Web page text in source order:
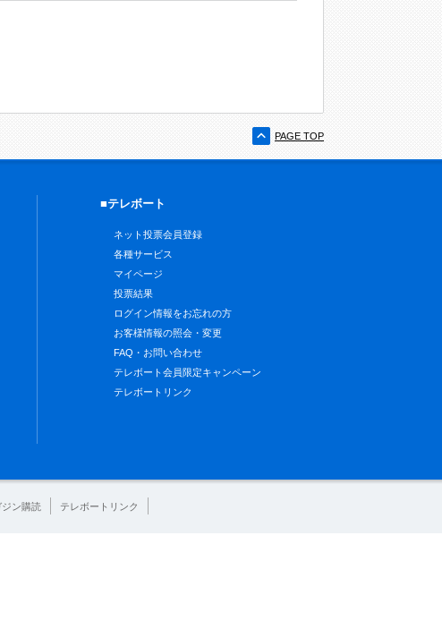
PAGE TOP
■テレボート
ネット投票会員登録
各種サービス
マイページ
投票結果
ログイン情報をお忘れの方
お客様情報の照会・変更
FAQ・お問い合わせ
テレボート会員限定キャンペーン
テレボートリンク
ジン購読 テレボートリンク